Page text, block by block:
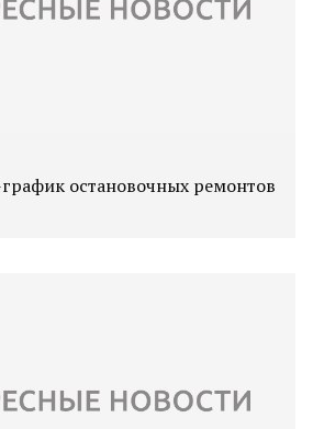
остановочных ремонтов